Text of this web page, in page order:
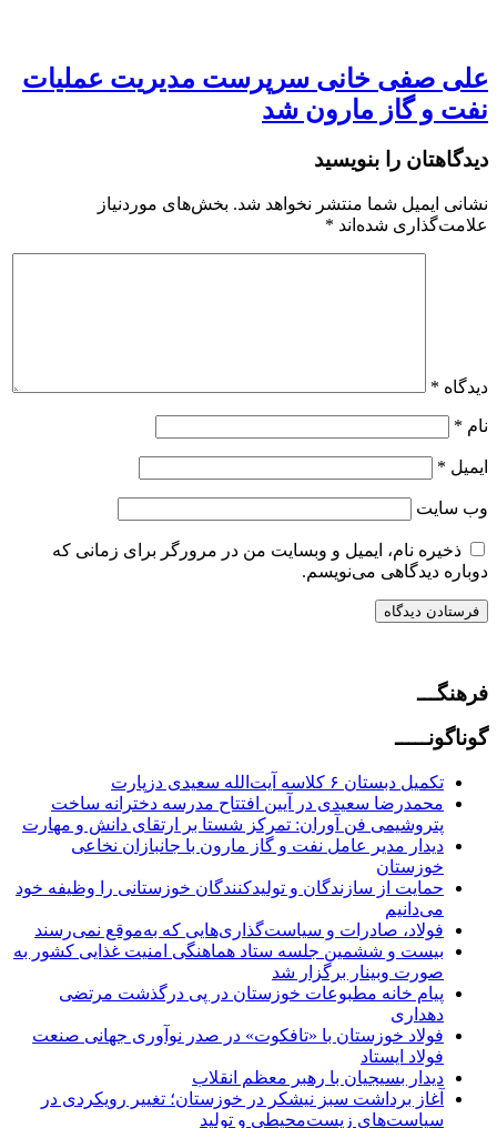
علی صفی خانی سرپرست مدیریت عملیات
نفت و گاز مارون شد
دیدگاهتان را بنویسید
نشانی ایمیل شما منتشر نخواهد شد. بخش‌های موردنیاز
علامت‌گذاری شده‌اند *
دیدگاه *
نام *
ایمیل *
وب‌ سایت
ذخیره نام، ایمیل و وبسایت من در مرورگر برای زمانی که
دوباره دیدگاهی می‌نویسم.
فرهنگـــ
گوناگونـــــ
تکمیل دبستان ۶ کلاسه آیت‌الله سعیدی دزپارت
محمدرضا سعیدی در آیین افتتاح مدرسه دخترانه ساخت
پتروشیمی فن آوران: تمرکز شستا بر ارتقای دانش و مهارت
دیدار مدیر عامل نفت و گاز مارون با جانبازان نخاعی
خوزستان
حمایت از سازندگان و تولیدکنندگان خوزستانی را وظیفه خود
می‌دانیم
فولاد، صادرات و سیاست‌گذاری‌هایی که به‌موقع نمی‌رسند
بیست‌ و ششمین جلسه ستاد هماهنگی امنیت غذایی کشور به‌
صورت وبینار برگزار شد
پیام خانه مطبوعات خوزستان در پی درگذشت مرتضی
دهداری
فولاد خوزستان با «تافکوت» در صدر نوآوری جهانی صنعت
فولاد ایستاد
دیدار بسیجیان با رهبر معظم انقلاب
آغاز برداشت سبز نیشکر در خوزستان؛ تغییر رویکردی در
سیاست‌های زیست‌محیطی و تولید